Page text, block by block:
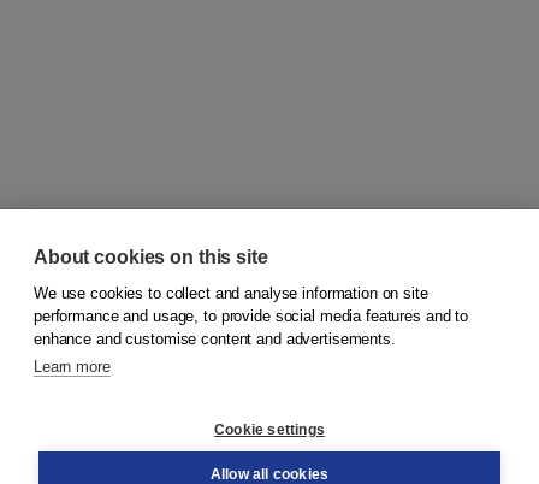
© 2026Koninklijke Boom uitgevers
Order
About cookies on this site
We use cookies to collect and analyse information on site
performance and usage, to provide social media features and to
enhance and customise content and advertisements.
Learn more
Cookie settings
Allow all cookies